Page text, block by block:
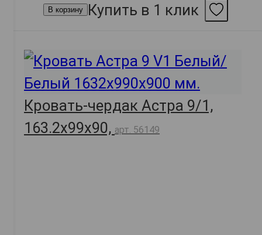
В корзину Купить в 1 клик
Кровать-чердак Астра 9/1,
163.2х99х90, арт. 56149